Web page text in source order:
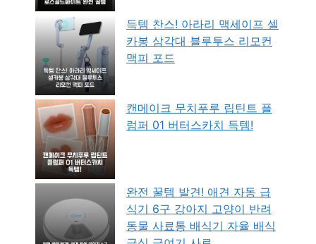
득템 찬스! 아라리 맥세이프 셀
카봉 삼각대 블루투스 리모컨
맥피 포드
캔메이크 무치푸루 립틴트 플
럼퍼 01 버터스카치 득템!
완전 꿀템 발견! 애견 자동 급
식기 6구 강아지 고양이 반려
동물 사료통 배식기 자율 배식